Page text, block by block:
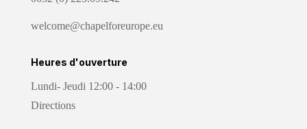
welcome@chapelforeurope.eu
Heures d'ouverture
Lundi- Jeudi 12:00 - 14:00
Directions